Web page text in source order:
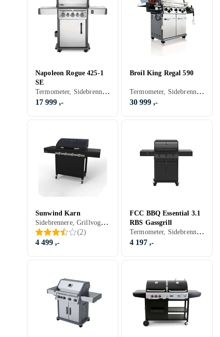
Napoleon Rogue 425-1
SE
Termometer, Sidebrennere, Varmerist, Grillvogn, Gassgrill
17 999 ,-
Broil King Regal 590
Termometer, Sidebrennere, Stativ/vogn (Inkludert/ innebygget), Grillvogn, Gassgrill
30 999 ,-
Sunwind Karn
Sidebrennere, Grillvogn, Gassgrill
(2)
4 499 ,-
FCC BBQ Essential 3.1
RBS Gassgrill
Termometer, Sidebrennere, Varmerist, Skap og skuffer, Til røyking, Grillvogn, Gassgrill
4 197 ,-